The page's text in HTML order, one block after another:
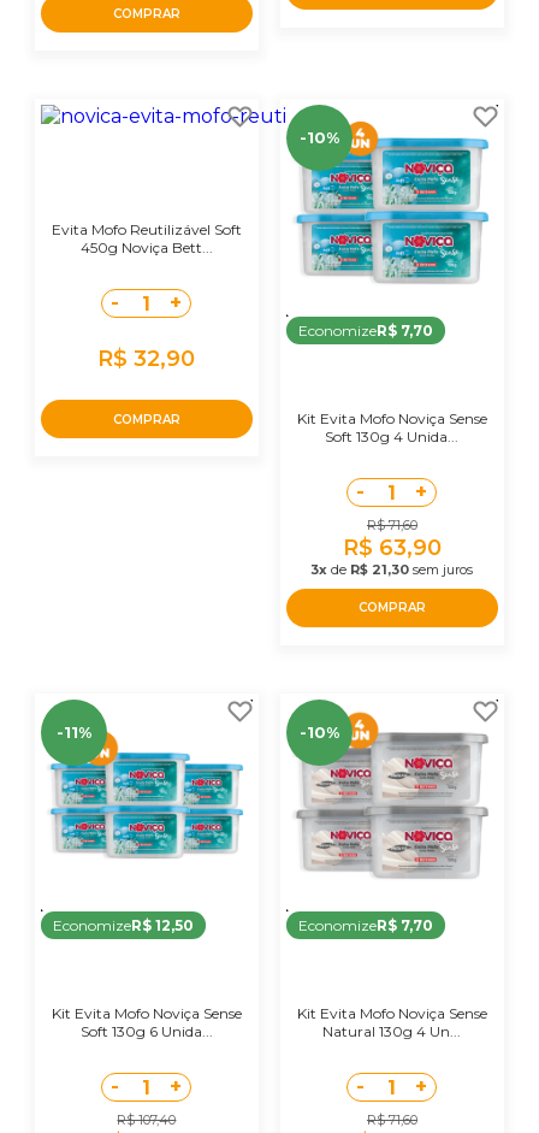
COMPRAR
Evita Mofo Reutilizável Soft
450g Noviça Bett...
- 1 +
R$ 32,90
COMPRAR
-10%
EconomizeR$ 7,70
Kit Evita Mofo Noviça Sense
Soft 130g 4 Unida...
- 1 +
R$ 71,60
R$ 63,90
3x de R$ 21,30 sem juros
COMPRAR
-11%
EconomizeR$ 12,50
Kit Evita Mofo Noviça Sense
Soft 130g 6 Unida...
- 1 +
R$ 107,40
-10%
EconomizeR$ 7,70
Kit Evita Mofo Noviça Sense
Natural 130g 4 Un...
- 1 +
R$ 71,60